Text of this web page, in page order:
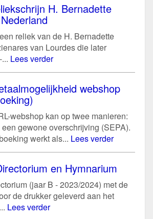
H. Bernadette
reliek van de H. Bernadette
van Lourdes die later
Lees verder
webshop
webshop kan op twee manieren:
gewone overschrijving (SEPA).
werkt als... Lees verder
en Hymnarium
(jaar B - 2023/2024) met de
de drukker geleverd aan het
Lees verder